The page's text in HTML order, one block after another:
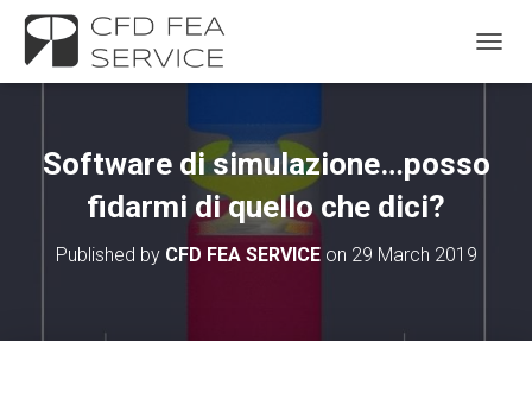
Software di simulazione…posso
fidarmi di quello che dici?
Published by CFD FEA SERVICEon 29 March 2019